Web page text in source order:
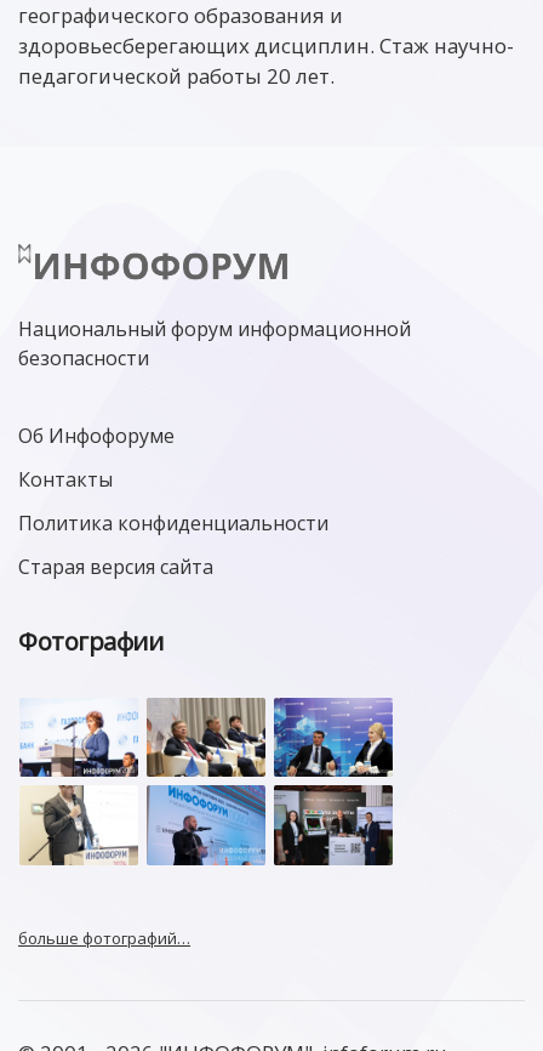
географического образования и
здоровьесберегающих дисциплин. Стаж научно-
педагогической работы 20 лет.
Национальный форум информационной
безопасности
Об Инфофоруме
Контакты
Политика конфиденциальности
Старая версия сайта
Фотографии
больше фотографий…